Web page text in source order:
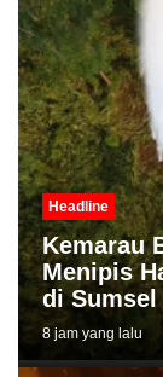
Headline
Kemarau
Menipis
di Sumsel
8 jam yang lalu